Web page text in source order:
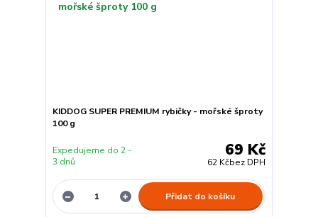
KIDDOG SUPER PREMIUM rybičky - mořské šproty
100 g
69 Kč
62 Kčbez DPH
Expedujeme do 2 -
3 dnů
Přidat do košíku